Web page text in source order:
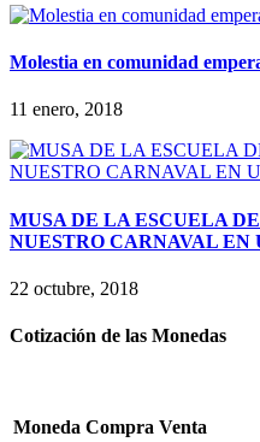
Molestia en comunidad
11 enero, 2018
MUSA DE LA ESCUELA
NUESTRO CARNAVAL EN
22 octubre, 2018
Cotización de las Monedas
Moneda Compra Venta